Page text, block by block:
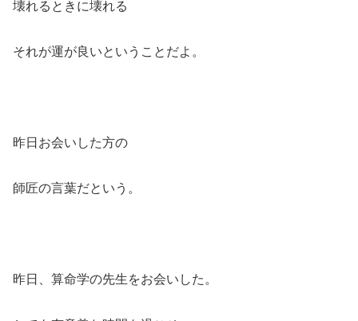
壊れるときに壊れる
それが運が良いということだよ。
昨日お会いした方の
師匠の言葉だという。
昨日、算命学の先生をお会いした。